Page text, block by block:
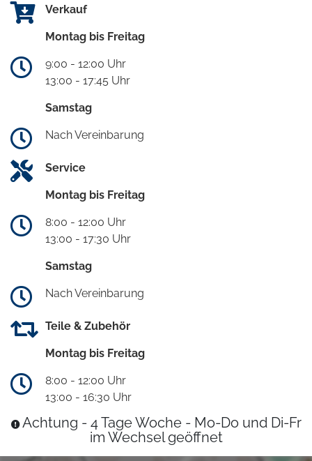
Verkauf
Montag bis Freitag
9:00 - 12:00 Uhr
13:00 - 17:45 Uhr
Samstag
Nach Vereinbarung
Service
Montag bis Freitag
8:00 - 12:00 Uhr
13:00 - 17:30 Uhr
Samstag
Nach Vereinbarung
Teile & Zubehör
Montag bis Freitag
8:00 - 12:00 Uhr
13:00 - 16:30 Uhr
Achtung - 4 Tage Woche - Mo-Do und Di-Fr
im Wechsel geöffnet